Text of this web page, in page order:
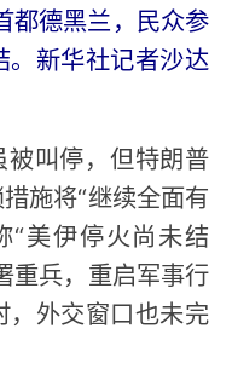
德黑兰，民众参
。新华社记者沙达
被叫停，但特朗普
施将“继续全面有
“美伊停火尚未结
重兵，重启军事行
，外交窗口也未完